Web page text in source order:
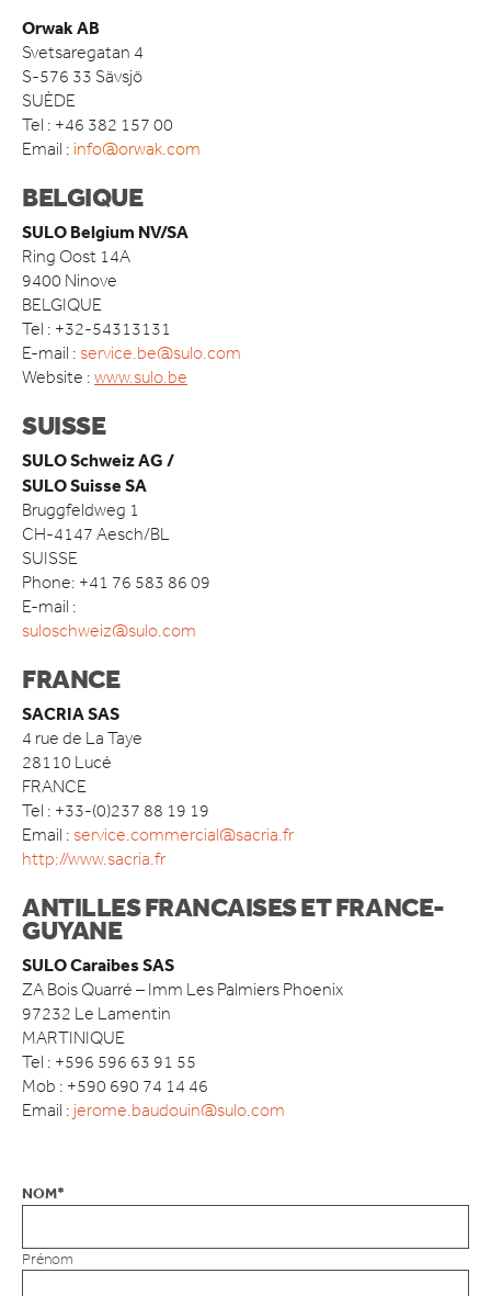
ACCESSOIRES
DOMAINE D’APPLICATION
DÉTAIL ALIMENTAIRE
DÉTAILLANTS NON ALIMENTAIRE
HÔTELS ET RESTAURANTS
INDUSTRIE MANUFACTURIÈRE
ENTREPÔTS ET CENTRES DE LOGISTIQUE
ACTUALITÉS
QUI SOMMES-NOUS
COMPACT IS IMPACT
LES VALEURS D’ORWAK
PROUD TO BUILD ORWAK
50 ANS D’INNOVATION
CERTIFICATS ISO
CONTACT
Orwak AB
Svetsaregatan 4
S-576 33 Sävsjö
SUÈDE
Tel : +46 382 157 00
Email : info@orwak.com
BELGIQUE
SULO Belgium NV/SA
Ring Oost 14A
9400 Ninove
BELGIQUE
Tel : +32-54313131
E-mail : service.be@sulo.com
Website : www.sulo.be
SUISSE
SULO Schweiz AG /
SULO Suisse SA
Bruggfeldweg 1
CH-4147 Aesch/BL
SUISSE
Phone: +41 76 583 86 09
E-mail :
suloschweiz@sulo.com
FRANCE
SACRIA SAS
4 rue de La Taye
28110 Lucé
FRANCE
Tel : +33-(0)237 88 19 19
Email : service.commercial@sacria.fr
http://www.sacria.fr
ANTILLES FRANCAISES ET FRANCE-
GUYANE
SULO Caraibes SAS
ZA Bois Quarré – Imm Les Palmiers Phoenix
97232 Le Lamentin
MARTINIQUE
Tel : +596 596 63 91 55
Mob : +590 690 74 14 46
Email : jerome.baudouin@sulo.com
NOM*
Prénom